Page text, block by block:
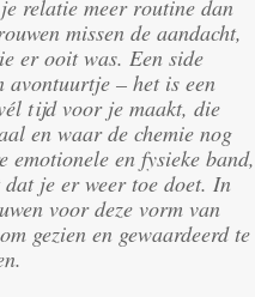
relatie meer routine dan
missen de aandacht,
er ooit was. Een side
avontuurtje – het is een
tijd voor je maakt, die
en waar de chemie nog
emotionele en fysieke band,
je er weer toe doet. In
voor deze vorm van
gezien en gewaardeerd te